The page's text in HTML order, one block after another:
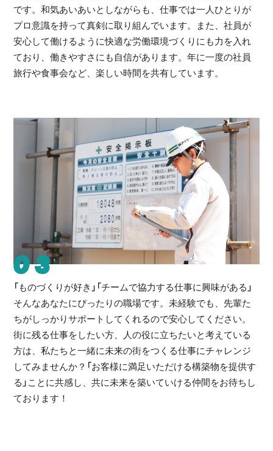
です。和気あいあいとしながらも、仕事では一人ひとりが
プロ意識を持って真剣に取り組んでいます。また、社員が
安心して働けるように快適な労働環境づくりにも力を入れ
ており、働きやすさにも自信があります。年に一度の社員
旅行や食事会など、楽しい時間を共有しています。
03
「ものづくりが好き」「チームで協力する仕事に興味がある」
そんなあなたにぴったりの職場です。未経験でも、先輩た
ちがしっかりサポートしてくれるので安心してください。
街に残る仕事をしたい方、人の役に立ちたいと考えている
方は、私たちと一緒に未来の街をつくる仕事にチャレンジ
してみませんか？「お客様に満足いただける構築物を提供す
る」ことに共感し、共に未来を築いていける仲間をお待ちし
ております！